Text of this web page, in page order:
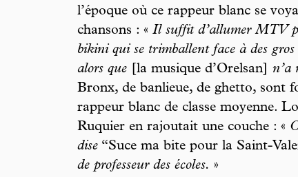
l’époque où ce rappeur blanc se
chansons : « Il suffit d’allumer MTV
bikini qui se trimballent face à des
alors que [la musique d’Orelsan] n’a
Bronx, de banlieue, de ghetto, sont
rappeur blanc de classe moyenne.
Ruquier en rajoutait une couche : «
dise “Suce ma bite pour la Saint-
de professeur des écoles. »